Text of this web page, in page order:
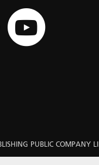
PUBLIC COMPANY